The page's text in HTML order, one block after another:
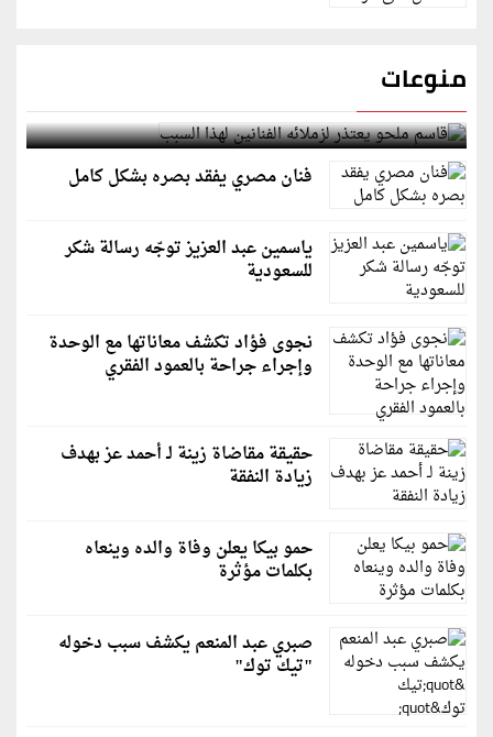
منوعات
قاسم ملحو يعتذر لزملائه الفنانين لهذا السبب
فنان مصري يفقد بصره بشكل كامل
ياسمين عبد العزيز توجّه رسالة شكر
للسعودية
نجوى فؤاد تكشف معاناتها مع الوحدة
وإجراء جراحة بالعمود الفقري
حقيقة مقاضاة زينة لـ أحمد عز بهدف
زيادة النفقة
حمو بيكا يعلن وفاة والده وينعاه
بكلمات مؤثرة
صبري عبد المنعم يكشف سبب دخوله
"تيك توك"